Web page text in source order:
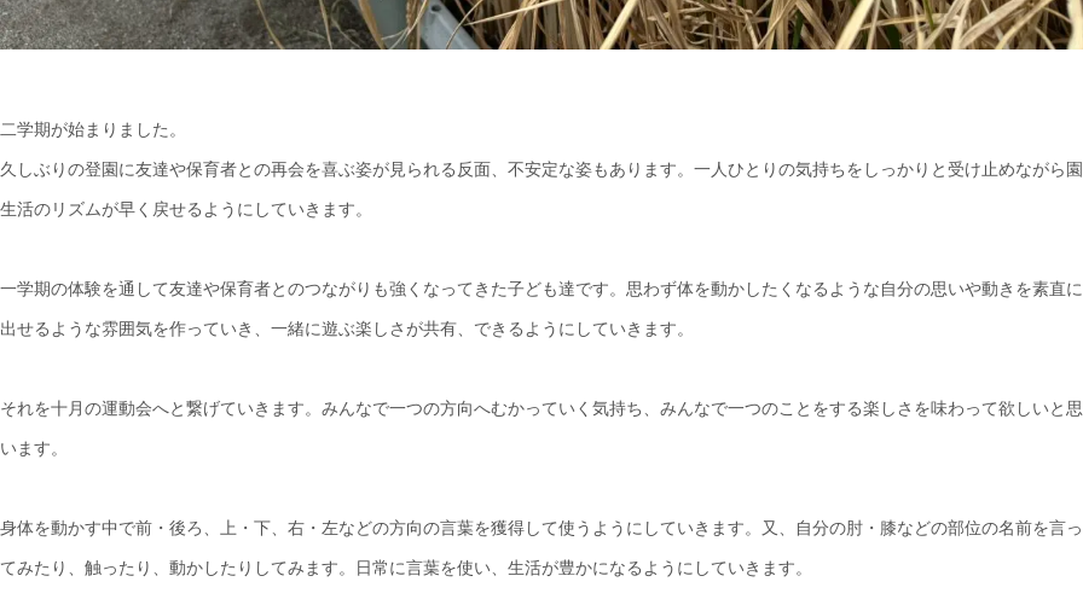
二学期が始まりました。
久しぶりの登園に友達や保育者との再会を喜ぶ姿が見られる反面、不安定な姿もあります。一人ひとりの気持ちをしっかりと受け止めながら園
生活のリズムが早く戻せるようにしていきます。
一学期の体験を通して友達や保育者とのつながりも強くなってきた子ども達です。思わず体を動かしたくなるような自分の思いや動きを素直に
出せるような雰囲気を作っていき、一緒に遊ぶ楽しさが共有、できるようにしていきます。
それを十月の運動会へと繋げていきます。みんなで一つの方向へむかっていく気持ち、みんなで一つのことをする楽しさを味わって欲しいと思
います。
身体を動かす中で前・後ろ、上・下、右・左などの方向の言葉を獲得して使うようにしていきます。又、自分の肘・膝などの部位の名前を言っ
てみたり、触ったり、動かしたりしてみます。日常に言葉を使い、生活が豊かになるようにしていきます。